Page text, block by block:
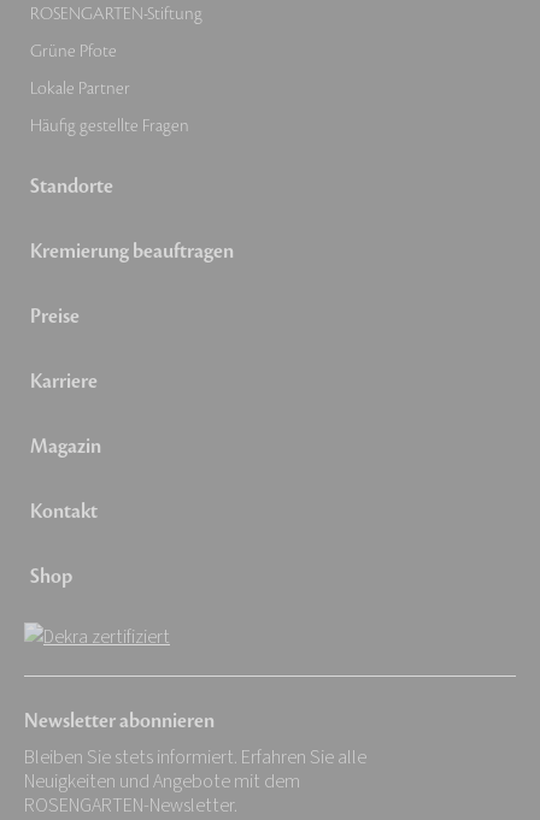
ROSENGARTEN-Stiftung
Grüne Pfote
Lokale Partner
Häufig gestellte Fragen
Standorte
Kremierung beauftragen
Preise
Karriere
Magazin
Kontakt
Shop
Newsletter abonnieren
Bleiben Sie stets informiert. Erfahren Sie alle
Neuigkeiten und Angebote mit dem
ROSENGARTEN-Newsletter.